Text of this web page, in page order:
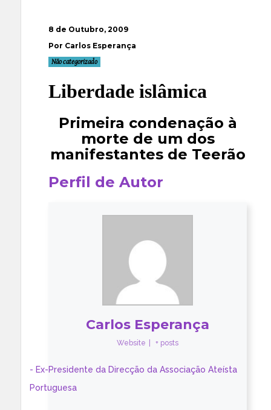
8 de Outubro, 2009
Por Carlos Esperança
Não categorizado
Liberdade islâmica
Primeira condenação à
morte de um dos
manifestantes de Teerão
Perfil de Autor
Carlos Esperança
Website + posts
- Ex-Presidente da Direcção da Associação Ateísta
Portuguesa